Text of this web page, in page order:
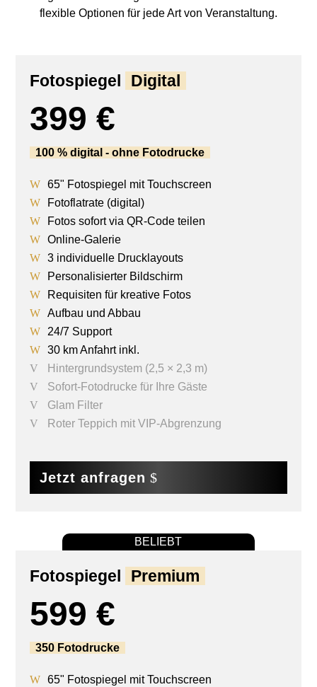
flexible Optionen für jede Art von Veranstaltung.
Fotospiegel Digital
399 €
100 % digital - ohne Fotodrucke
65" Fotospiegel mit Touchscreen
Fotoflatrate (digital)
Fotos sofort via QR-Code teilen
Online-Galerie
3 individuelle Drucklayouts
Personalisierter Bildschirm
Requisiten für kreative Fotos
Aufbau und Abbau
24/7 Support
30 km Anfahrt inkl.
Hintergrundsystem (2,5 × 2,3 m)
Sofort-Fotodrucke für Ihre Gäste
Glam Filter
Roter Teppich mit VIP-Abgrenzung
Jetzt anfragen
BELIEBT
Fotospiegel Premium
599 €
350 Fotodrucke
65" Fotospiegel mit Touchscreen